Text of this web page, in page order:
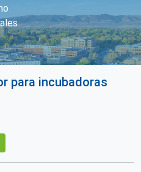
de ayuda a la
para incubadoras